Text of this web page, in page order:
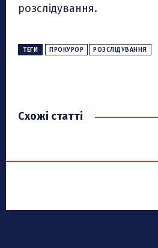
розслідування.
ТЕГИ ПРОКУРОР РОЗСЛІДУВАННЯ
Схожі статті